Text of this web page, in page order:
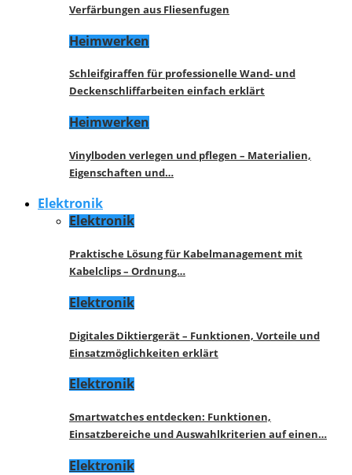
Verfärbungen aus Fliesenfugen
Heimwerken
Schleifgiraffen für professionelle Wand- und
Deckenschliffarbeiten einfach erklärt
Heimwerken
Vinylboden verlegen und pflegen – Materialien,
Eigenschaften und…
Elektronik
Elektronik
Praktische Lösung für Kabelmanagement mit
Kabelclips – Ordnung…
Elektronik
Digitales Diktiergerät – Funktionen, Vorteile und
Einsatzmöglichkeiten erklärt
Elektronik
Smartwatches entdecken: Funktionen,
Einsatzbereiche und Auswahlkriterien auf einen…
Elektronik